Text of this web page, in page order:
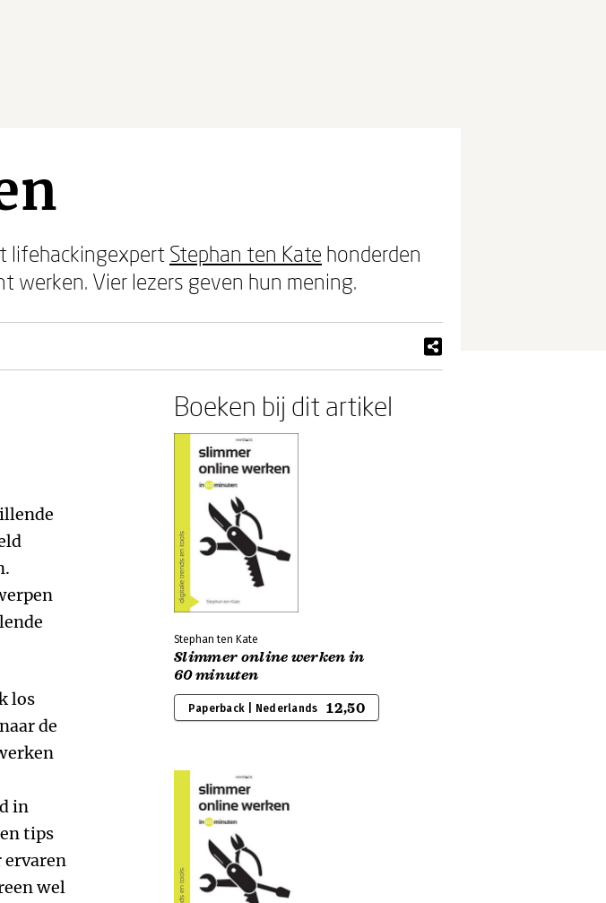
lifehackingexpert Stephan ten Kate honderden
werken. Vier lezers geven hun mening.
los
de
in
tips
ervaren
wel
Boeken bij dit artikel
Stephan ten Kate
Slimmer online werken in
60 minuten
Paperback | Nederlands 12,50